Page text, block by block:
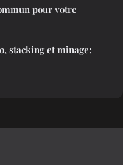
pour votre
stacking et minage: